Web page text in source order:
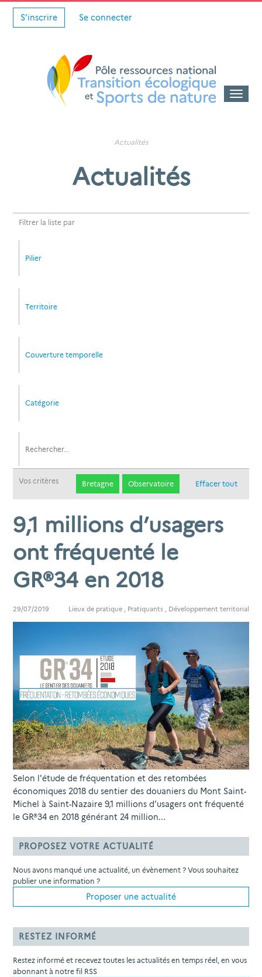
S'inscrire Se connecter
Toggle
Actualités
Actualités
Filtrer la liste par
Pilier
Territoire
Couverture temporelle
Catégorie
Vos critères Bretagne Observatoire Effacer tout
9,1 millions d’usagers
ont fréquenté le
GR®34 en 2018
29/07/2019 Lieux de pratique Pratiquants Développement territorial
Selon l'étude de fréquentation et des retombées
économiques 2018 du sentier des douaniers du Mont Saint-
Michel à Saint-Nazaire 9,1 millions d’usagers ont fréquenté
le GR®34 en 2018 générant 24 million...
PROPOSEZ VOTRE ACTUALITÉ
Nous avons manqué une actualité, un évènement ? Vous souhaitez
publier une information ?
Proposer une actualité
RESTEZ INFORMÉ
Restez informé et recevez toutes les actualités en temps réel, en vous
abonnant à notre fil RSS